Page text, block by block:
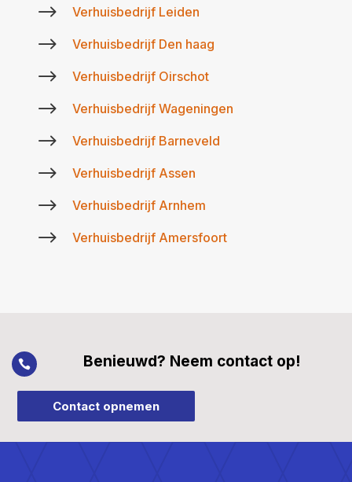
$ Verhuisbedrijf Leiden
$ Verhuisbedrijf Den haag
$ Verhuisbedrijf Oirschot
$ Verhuisbedrijf Wageningen
$ Verhuisbedrijf Barneveld
$ Verhuisbedrijf Assen
$ Verhuisbedrijf Arnhem
$ Verhuisbedrijf Amersfoort
 Benieuwd? Neem contact op!
Contact opnemen